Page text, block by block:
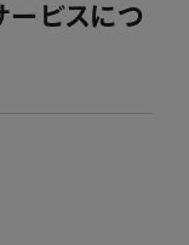
ービスにつ